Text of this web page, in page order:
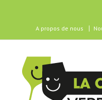
A propos de nous